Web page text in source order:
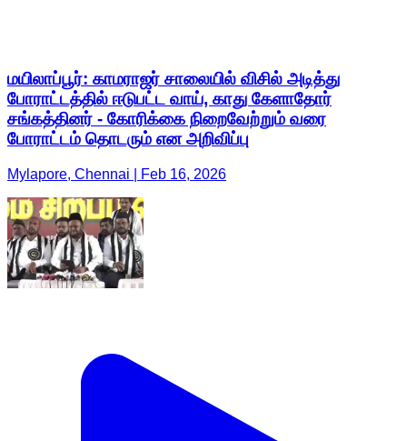
மயிலாப்பூர்: காமராஜர் சாலையில் விசில் அடித்து
போராட்டத்தில் ஈடுபட்ட வாய், காது கேளாதோர்
சங்கத்தினர் - கோரிக்கை நிறைவேற்றும் வரை
போராட்டம் தொடரும் என அறிவிப்பு
Mylapore, Chennai | Feb 16, 2026